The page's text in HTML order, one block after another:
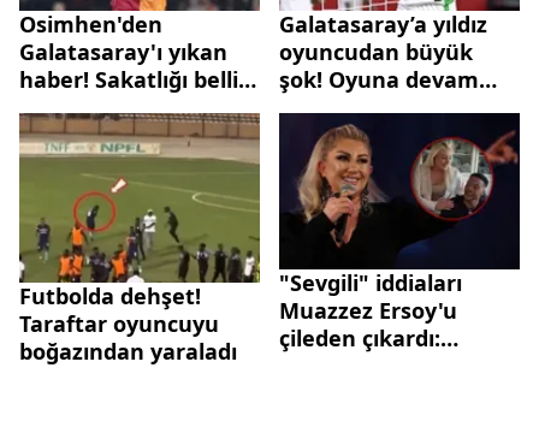
Osimhen'den
Galatasaray'ı yıkan
haber! Sakatlığı belli
oldu
Galatasaray’a yıldız
oyuncudan büyük
şok! Oyuna devam
edemedi
Futbolda dehşet!
Taraftar oyuncuyu
boğazından yaraladı
"Sevgili" iddiaları
Muazzez Ersoy'u
çileden çıkardı: